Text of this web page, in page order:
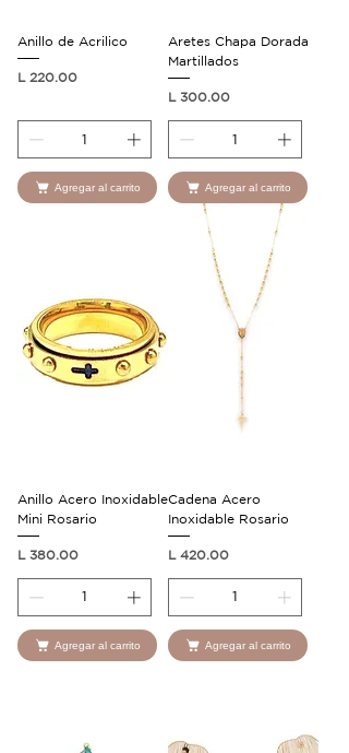
Anillo de Acrilico
Precio
L 220.00
Agregar al carrito
Aretes Chapa Dorada
Martillados
Precio
L 300.00
Agregar al carrito
Anillo Acero Inoxidable
Mini Rosario
Precio
L 380.00
Agregar al carrito
Cadena Acero
Inoxidable Rosario
Precio
L 420.00
Agregar al carrito